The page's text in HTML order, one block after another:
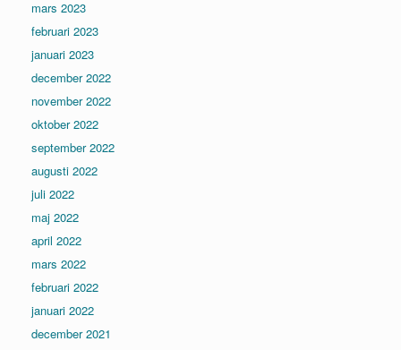
mars 2023
februari 2023
januari 2023
december 2022
november 2022
oktober 2022
september 2022
augusti 2022
juli 2022
maj 2022
april 2022
mars 2022
februari 2022
januari 2022
december 2021